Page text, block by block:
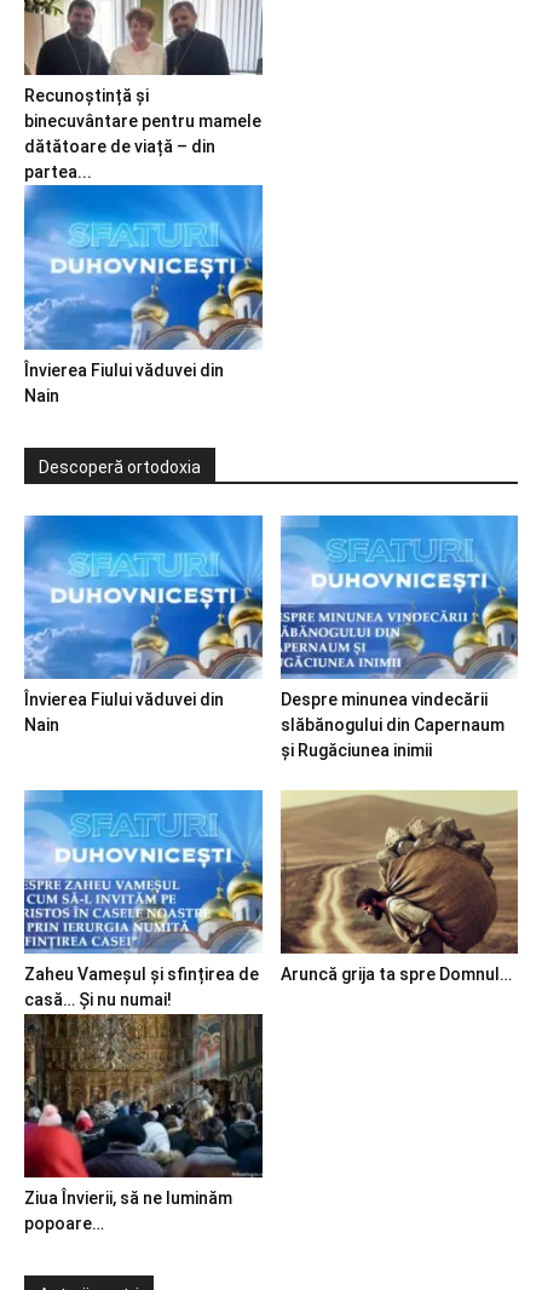
Recunoștință și
binecuvântare pentru mamele
dătătoare de viață – din
partea...
Învierea Fiului văduvei din
Nain
Descoperă ortodoxia
Învierea Fiului văduvei din
Nain
Despre minunea vindecării
slăbănogului din Capernaum
și Rugăciunea inimii
Zaheu Vameșul și sfințirea de
casă… Și nu numai!
Aruncă grija ta spre Domnul…
Ziua Învierii, să ne luminăm
popoare…